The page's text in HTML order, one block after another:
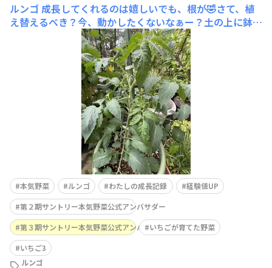
ルンゴ 成長してくれるのは嬉しいでも、根が🤣さて、植
え替えるべき？今、動かしたくないなぁー？土の上に鉢🤣
本気野菜 ルンゴ わたしの成長記録
経験値UP
第２期サントリー本気野菜公式アンバサダー
第３期サントリー本気野菜公式アンバサダーいちごが育てた野菜
いちご3
ルンゴ